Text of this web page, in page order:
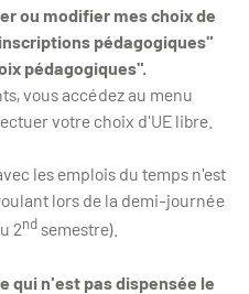
ou modifier mes choix de
pédagogiques"
pédagogiques".
vous accédez au menu
votre choix d'UE libre.
les emplois du temps n'est
lors de la demi-journée
2ndsemestre).
qui n'est pas dispensée le